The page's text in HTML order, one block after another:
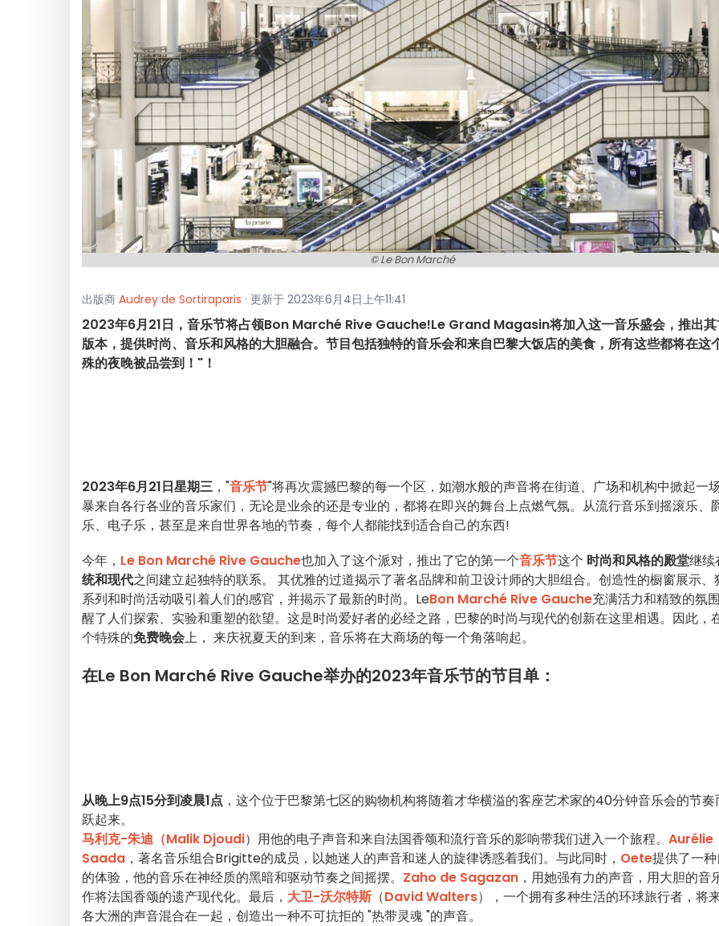
© Le Bon Marché
出版商 Audrey de Sortiraparis · 更新于 2023年6月4日上午11:41
2023年6月21日，音乐节将占领Bon Marché Rive Gauche!Le Grand Magasin将加入这一音乐盛会，推出其
版本，提供时尚、音乐和风格的大胆融合。节目包括独特的音乐会和来自巴黎大饭店的美食，所有这些都将在这
殊的夜晚被品尝到！"！
2023年6月21日星期三 ，"音乐节"将再次震撼巴黎的每一个区，如潮水般的声音将在街道、广场和机构中掀起一
暴来自各行各业的音乐家们，无论是业余的还是专业的，都将在即兴的舞台上点燃气氛。从流行音乐到摇滚乐、
乐、电子乐，甚至是来自世界各地的节奏，每个人都能找到适合自己的东西!
今年， Le Bon Marché Rive Gauche也加入了这个派对，推出了它的第一个音乐节这个 时尚和风格的殿堂继续
统和现代之间建立起独特的联系。
其优雅的过道揭示了著名品牌和前卫设计师的大胆组合。创造性的橱窗展示、
系列和时尚活动吸引着人们的感官，并揭示了最新的时尚。LeBon Marché Rive Gauche充满活力和精致的氛
醒了人们探索、实验和重塑的欲望。这是时尚爱好者的必经之路，巴黎的时尚与现代的创新在这里相遇。因此，
个特殊的免费晚会上， 来庆祝夏天的到来，音乐将在大商场的每一个角落响起。
在Le Bon Marché Rive Gauche举办的2023年音乐节的节目单：
从晚上9点15分到凌晨1点 ，这个位于巴黎第七区的购物机构将随着才华横溢的客座艺术家的40分钟音乐会的节奏
跃起来。
马利克-朱迪（Malik Djoudi）用他的电子声音和来自法国香颂和流行音乐的影响带我们进入一个旅程。 Aurélie
Saada ，著名音乐组合Brigitte的成员，以她迷人的声音和迷人的旋律诱惑着我们。与此同时， Oete提供了一
的体验，他的音乐在神经质的黑暗和驱动节奏之间摇摆。 Zaho de Sagazan ，用她强有力的声音，用大胆的音
作将法国香颂的遗产现代化。最后， 大卫-沃尔特斯（David Walters），一个拥有多种生活的环球旅行者，将
各大洲的声音混合在一起，创造出一种不可抗拒的 "热带灵魂 "的声音。